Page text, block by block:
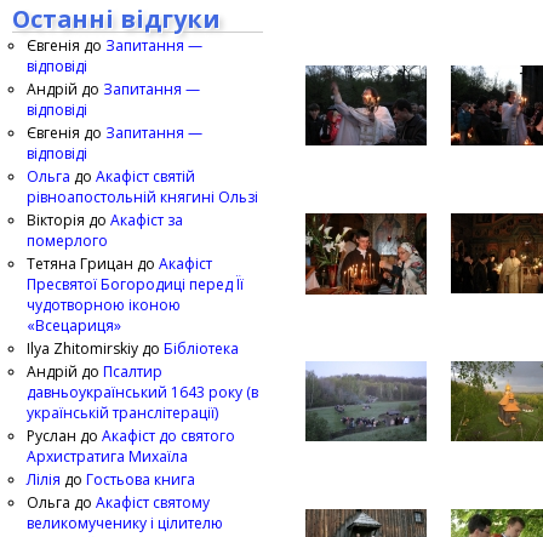
Останні відгуки
Євгенія до Запитання —
відповіді
Андрій до Запитання —
відповіді
Євгенія до Запитання —
відповіді
Ольга до Акафіст святій
рівноапостольній княгині Ользі
Вікторія до Акафіст за
померлого
Тетяна Грицан до Акафіст
Пресвятої Богородиці перед Її
чудотворною іконою
«Всецариця»
Ilya Zhitomirskiy до Бібліотека
Андрій до Псалтир
давньоукраїнський 1643 року (в
українській транслітерації)
Руслан до Акафіст до святого
Архистратига Михаїла
Лілія до Гостьова книга
Ольга до Акафіст святому
великомученику і цілителю